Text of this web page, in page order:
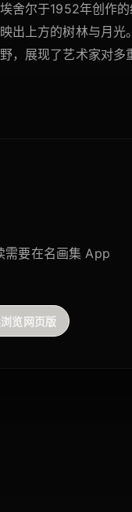
舍尔于1952年创作
出上方的树林与月
，展现了艺术家对多
需要在名画集 App
览网页版